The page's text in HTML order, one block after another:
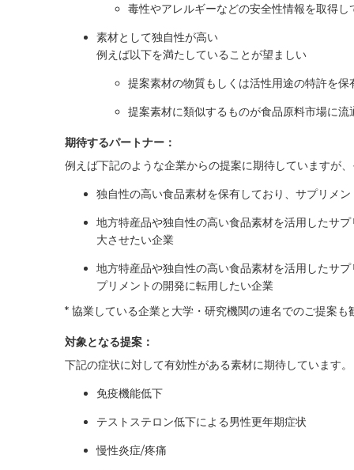
毒性やアレルギーなどの安全性情報を取得し
素材として独自性が高い
例えば以下を満たしていることが望ましい
提案素材の物質もしくは活性用途の特許を保
提案素材に類似するものが食品原料市場に流
期待するパートナー：
例えば下記のような企業からの提案に期待していますが
独自性の高い食品素材を保有しており、サプリメ
地方特産品や独自性の高い食品素材を活用したサ
大させたい企業
地方特産品や独自性の高い食品素材を活用したサ
プリメントの開発に転用したい企業
* 協業している企業と大学・研究機関の連名でのご提案も
対象となる提案：
下記の症状に対して有効性がある素材に期待しています。
免疫機能低下
テストステロン低下による男性更年期症状
慢性炎症/疼痛